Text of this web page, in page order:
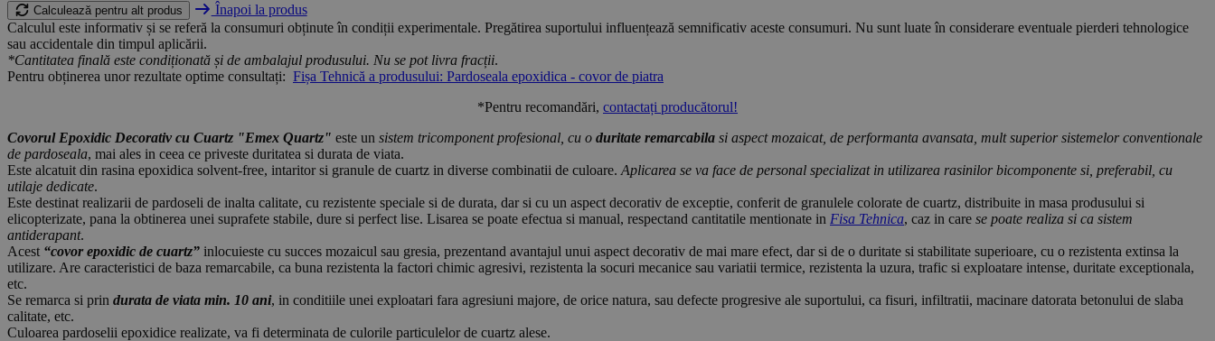
Calculează pentru alt produs
Înapoi la produs
Calculul este informativ și se referă la consumuri obținute în condiții experimentale. Pregătirea suportului influențează semnificativ aceste consumuri. Nu sunt luate în considerare eventuale pierderi tehnologice
sau accidentale din timpul aplicării.
*Cantitatea finală este condiționată și de ambalajul produsului. Nu se pot livra fracții.
Pentru obținerea unor rezultate optime consultați: Fișa Tehnică a produsului: Pardoseala epoxidica - covor de piatra
*Pentru recomandări, contactați producătorul!
Covorul Epoxidic Decorativ cu Cuartz "Emex Quartz" este un sistem tricomponent profesional, cu o duritate remarcabila si aspect mozaicat, de performanta avansata, mult superior sistemelor conventionale
de pardoseala, mai ales in ceea ce priveste duritatea si durata de viata.
Este alcatuit din rasina epoxidica solvent-free, intaritor si granule de cuartz in diverse combinatii de culoare. Aplicarea se va face de personal specializat in utilizarea rasinilor bicomponente si, preferabil, cu
utilaje dedicate.
Este destinat realizarii de pardoseli de inalta calitate, cu rezistente speciale si de durata, dar si cu un aspect decorativ de exceptie, conferit de granulele colorate de cuartz, distribuite in masa produsului si
elicopterizate, pana la obtinerea unei suprafete stabile, dure si perfect lise. Lisarea se poate efectua si manual, respectand cantitatile mentionate in Fisa Tehnica, caz in care se poate realiza si ca sistem
antiderapant.
Acest “covor epoxidic de cuartz” inlocuieste cu succes mozaicul sau gresia, prezentand avantajul unui aspect decorativ de mai mare efect, dar si de o duritate si stabilitate superioare, cu o rezistenta extinsa la
utilizare. Are caracteristici de baza remarcabile, ca buna rezistenta la factori chimic agresivi, rezistenta la socuri mecanice sau variatii termice, rezistenta la uzura, trafic si exploatare intense, duritate exceptionala,
etc.
Se remarca si prin durata de viata min. 10 ani, in conditiile unei exploatari fara agresiuni majore, de orice natura, sau defecte progresive ale suportului, ca fisuri, infiltratii, macinare datorata betonului de slaba
calitate, etc.
Culoarea pardoselii epoxidice realizate, va fi determinata de culorile particulelor de cuartz alese.